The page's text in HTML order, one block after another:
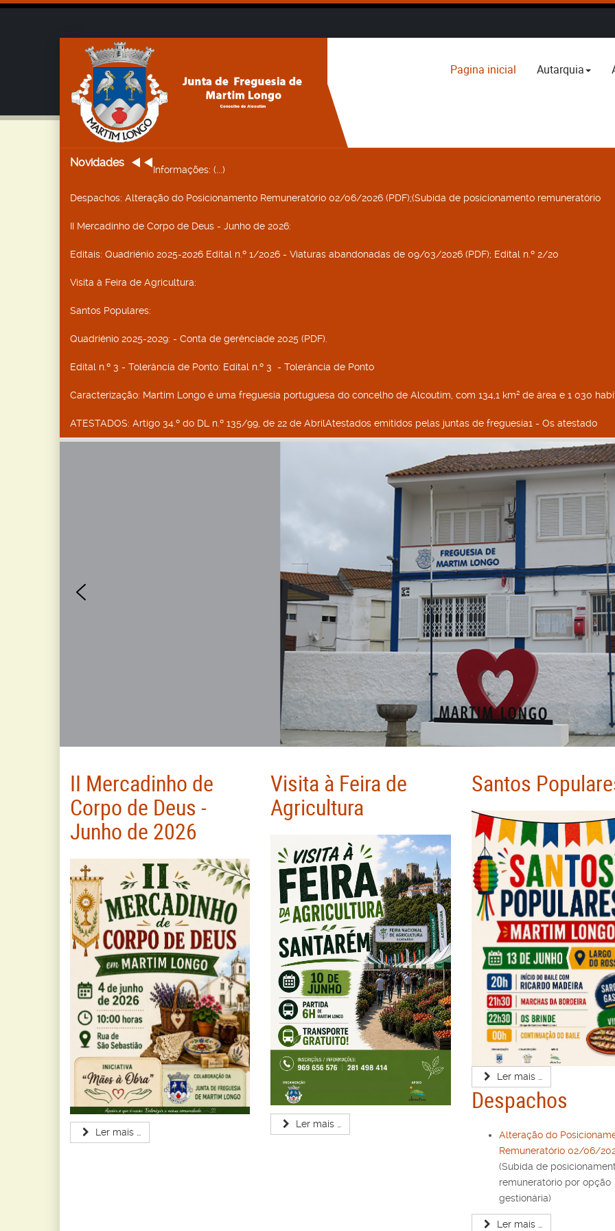
Pagina inicial Autarquia
Novidades
Informações: (...)
Despachos: Alteração do Posicionamento Remuneratório 02/06/2026 (PDF);(Subida de posicionamento remuneratório
II Mercadinho de Corpo de Deus - Junho de 2026:
Editais: Quadriénio 2025-2026 Edital n.º 1/2026 - Viaturas abandonadas de 09/03/2026 (PDF); Edital n.º 2/20
Visita à Feira de Agricultura:
Santos Populares:
Quadriénio 2025-2029: - Conta de gerênciade 2025 (PDF).
Edital n.º 3 - Tolerância de Ponto: Edital n.º 3 - Tolerância de Ponto
Caracterização: Martim Longo é uma freguesia portuguesa do concelho de Alcoutim, com 134,1 km² de área e 1 030
ATESTADOS: Artigo 34.º do DL n.º 135/99, de 22 de AbrilAtestados emitidos pelas juntas de freguesia1 - Os atestado
II Mercadinho de
Corpo de Deus -
Junho de 2026
Ler mais …
Visita à Feira de
Agricultura
Ler mais …
Santos
Ler mais …
Despachos
Alteração do
Remuneratório 02/06/
(Subida de
remuneratório por opção
gestionária)
Ler mais …